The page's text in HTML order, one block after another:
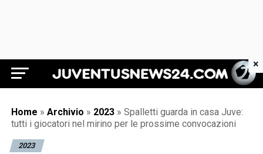
Juventus News 24
Home » Archivio » 2023 » Spalletti guarda in casa Juve:
tutti i giocatori nel mirino per le prossime convocazioni
2023
×